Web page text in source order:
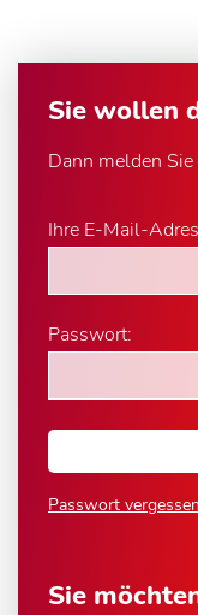
Sie wollen
Dann melden
Ihre E-Mail-
Passwort:
Passwort
Sie